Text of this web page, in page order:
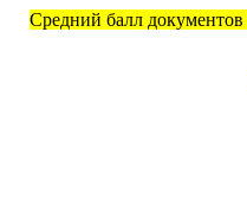
Средний балл документов